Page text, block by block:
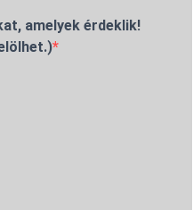
amelyek érdeklik!